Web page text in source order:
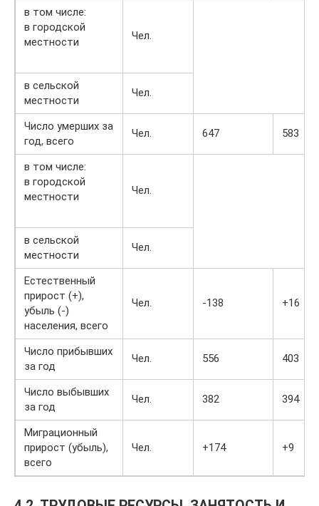
в том числе:
в городской
местности
Чел.
в сельской
местности
Чел.
Число умерших за
год, всего
Чел. 647 583
в том числе:
в городской
местности
Чел.
в сельской
местности
Чел.
Естественный
прирост (+),
убыль (-)
населения, всего
Чел. -138 +16
Число прибывших
за год
Чел. 556 403
Число выбывших
за год
Чел. 382 394
Миграционный
прирост (убыль),
всего
Чел. +174 +9